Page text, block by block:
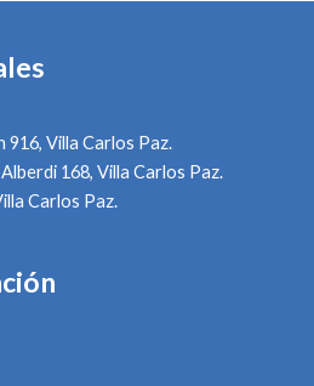
916, Villa Carlos Paz.
168, Villa Carlos Paz.
Carlos Paz.